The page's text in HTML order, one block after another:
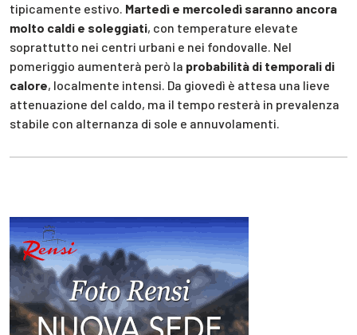
tipicamente estivo. Martedì e mercoledì saranno ancora
molto caldi e soleggiati, con temperature elevate
soprattutto nei centri urbani e nei fondovalle. Nel
pomeriggio aumenterà però la probabilità di temporali di
calore, localmente intensi. Da giovedì è attesa una lieve
attenuazione del caldo, ma il tempo resterà in prevalenza
stabile con alternanza di sole e annuvolamenti.